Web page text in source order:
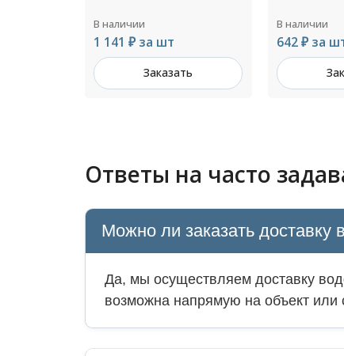
В наличии
642 ₽ за шт
Заказать
В наличии
Цена по
Ответы на часто
Можно ли заказать доставку
Да, мы осуществляем доставку
возможна напрямую на объект или